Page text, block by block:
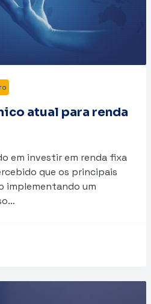
atual para renda
em investir em renda fixa
que os principais
implementando um